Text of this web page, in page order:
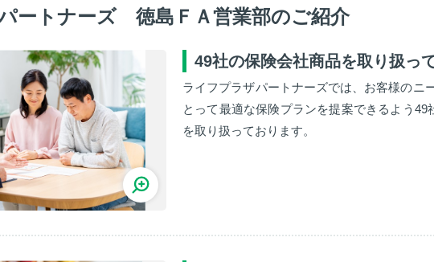
ートナーズ 徳島ＦＡ営業部のご紹介
49社の保険会社商品を取り扱っ
ライフプラザパートナーズでは、お客様のニ
とって最適な保険プランを提案できるよう
を取り扱っております。